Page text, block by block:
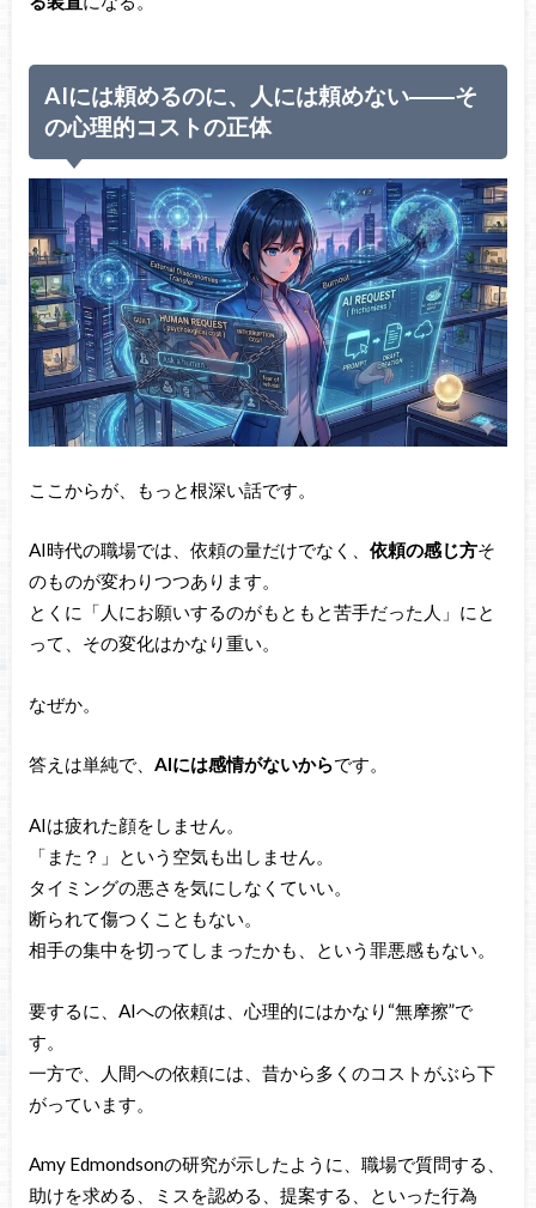
AIには頼めるのに、人には頼めない――そ
の心理的コストの正体
ここからが、もっと根深い話です。
AI時代の職場では、依頼の量だけでなく、 依頼の感じ方そ
のものが変わりつつあります。
とくに「人にお願いするのがもともと苦手だった人」にと
って、その変化はかなり重い。
なぜか。
答えは単純で、 AIには感情がないからです。
AIは疲れた顔をしません。
「また？」という空気も出しません。
タイミングの悪さを気にしなくていい。
断られて傷つくこともない。
相手の集中を切ってしまったかも、という罪悪感もない。
要するに、AIへの依頼は、心理的にはかなり“無摩擦”で
す。
一方で、人間への依頼には、昔から多くのコストがぶら下
がっています。
Amy Edmondsonの研究が示したように、職場で質問する、
助けを求める、ミスを認める、提案する、といった行為